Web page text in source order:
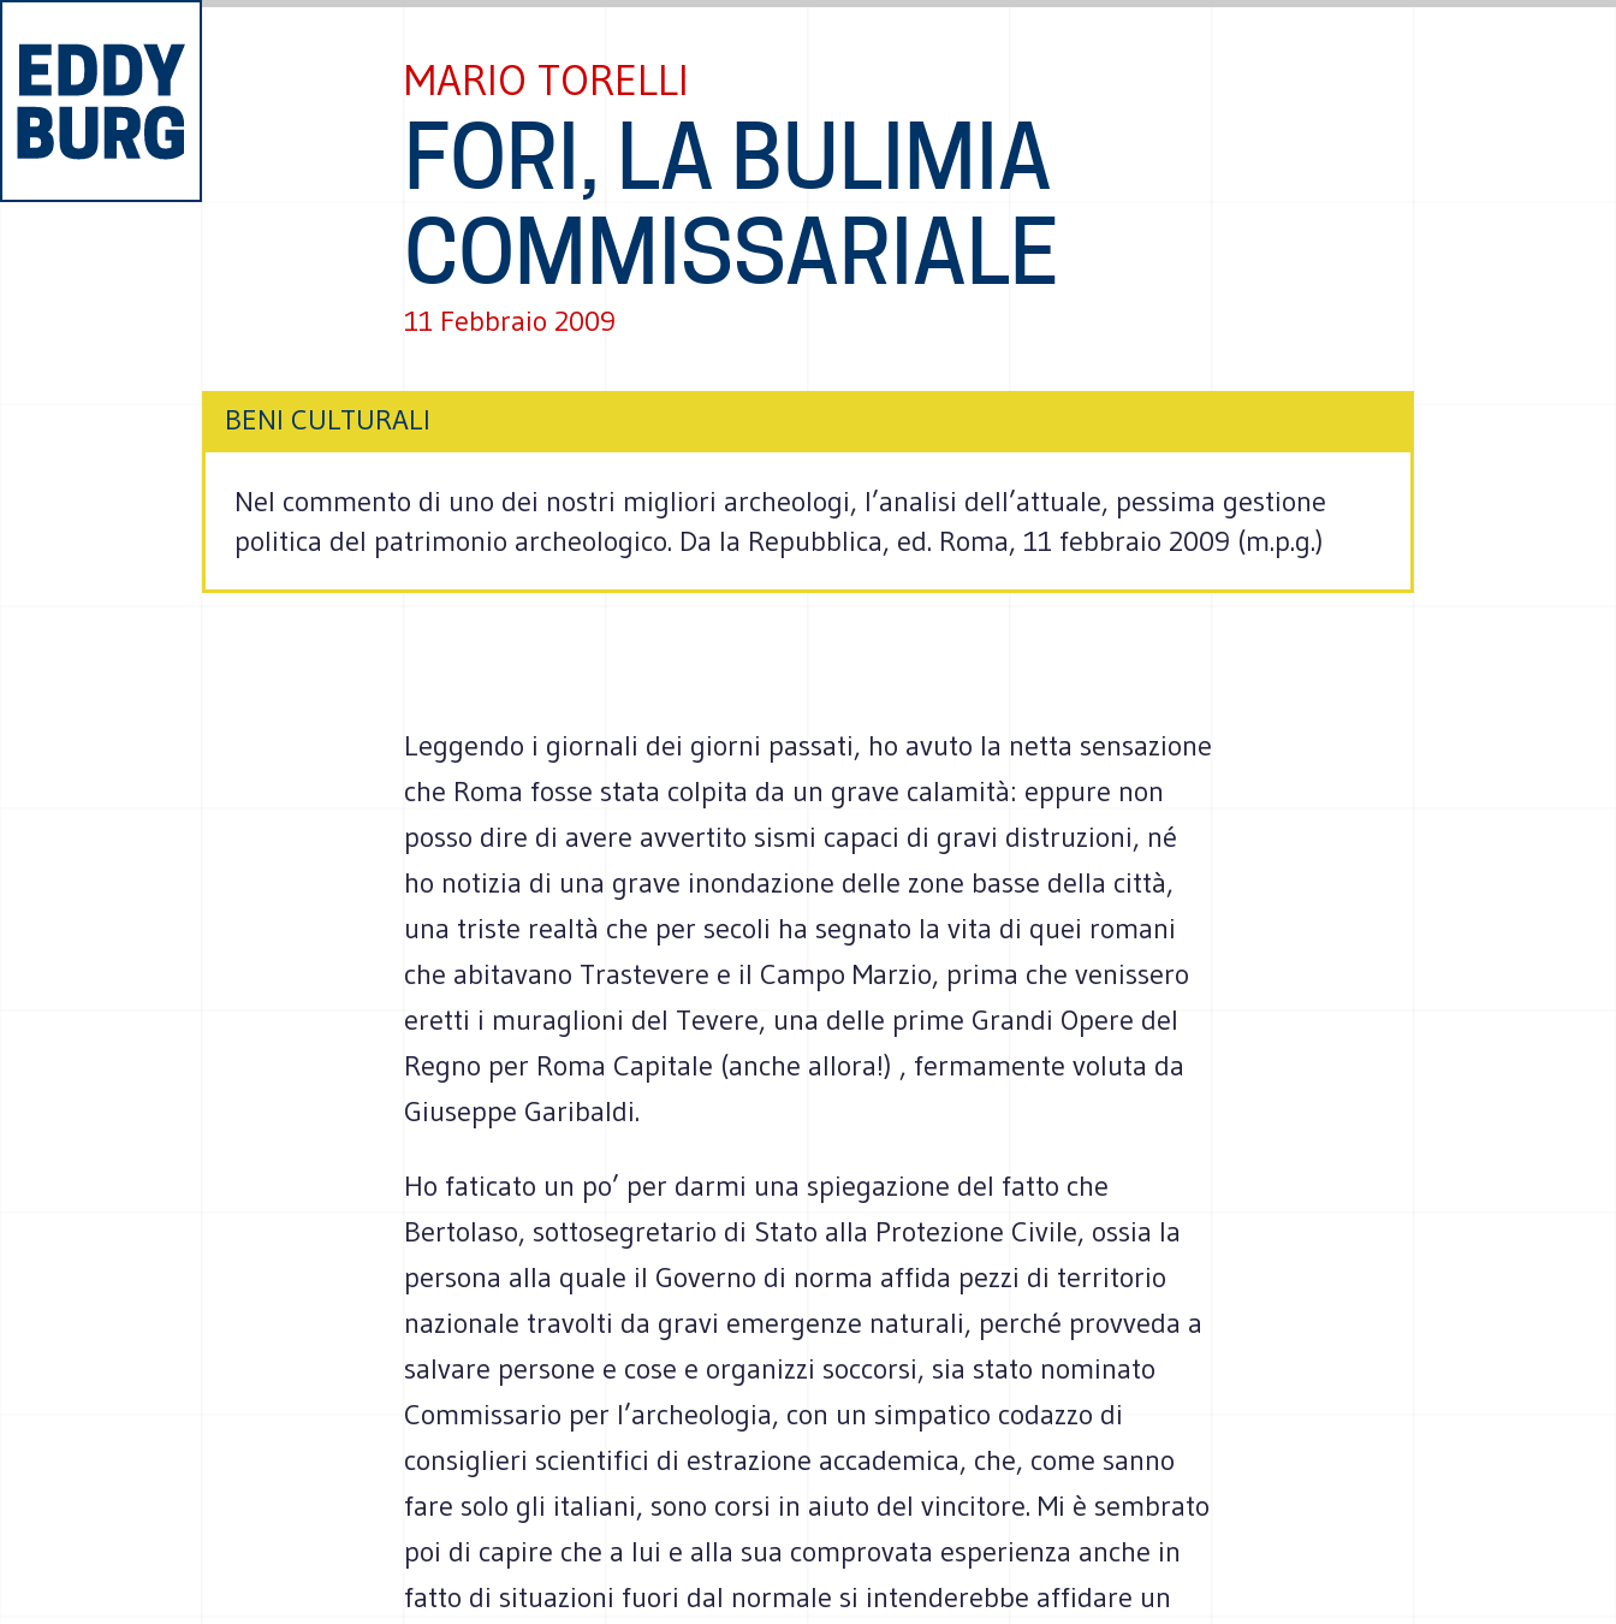
MARIO TORELLI
FORI, LA BULIMIA
COMMISSARIALE
11 Febbraio 2009
BENI CULTURALI
Nel commento di uno dei nostri migliori archeologi, l’analisi dell’attuale, pessima gestione
politica del patrimonio archeologico. Da la Repubblica, ed. Roma, 11 febbraio 2009 (m.p.g.)
Leggendo i giornali dei giorni passati, ho avuto la netta sensazione
che Roma fosse stata colpita da un grave calamità: eppure non
posso dire di avere avvertito sismi capaci di gravi distruzioni, né
ho notizia di una grave inondazione delle zone basse della città,
una triste realtà che per secoli ha segnato la vita di quei romani
che abitavano Trastevere e il Campo Marzio, prima che venissero
eretti i muraglioni del Tevere, una delle prime Grandi Opere del
Regno per Roma Capitale (anche allora!) , fermamente voluta da
Giuseppe Garibaldi.
Ho faticato un po’ per darmi una spiegazione del fatto che
Bertolaso, sottosegretario di Stato alla Protezione Civile, ossia la
persona alla quale il Governo di norma affida pezzi di territorio
nazionale travolti da gravi emergenze naturali, perché provveda a
salvare persone e cose e organizzi soccorsi, sia stato nominato
Commissario per l’archeologia, con un simpatico codazzo di
consiglieri scientifici di estrazione accademica, che, come sanno
fare solo gli italiani, sono corsi in aiuto del vincitore. Mi è sembrato
poi di capire che a lui e alla sua comprovata esperienza anche in
fatto di situazioni fuori dal normale si intenderebbe affidare un